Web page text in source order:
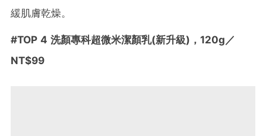
緩肌膚乾燥。
#TOP 4 洗顏專科超微米潔顏乳(新升級) ， 120g／
NT$99